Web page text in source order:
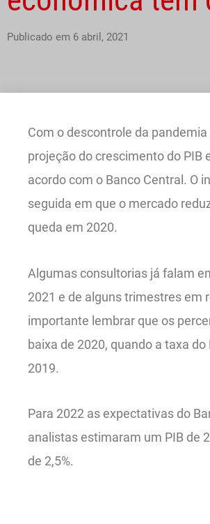
Publicado em 6 abril, 2021
Com o descontrole da
projeção do crescimento do PIB
acordo com o Banco Central. O
seguida em que o mercado
queda em 2020.
Algumas consultorias já falam
2021 e de alguns trimestres em
importante lembrar que os
baixa de 2020, quando a taxa
2019.
Para 2022 as expectativas do
analistas estimaram um PIB de
de 2,5%.